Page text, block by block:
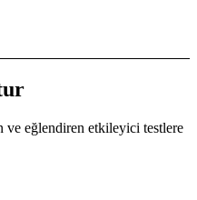
ve eğlendiren etkileyici testlere